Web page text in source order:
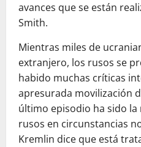
avances que se están
Smith.
Mientras miles de
extranjero, los rusos se
habido muchas críticas
apresurada movilización
último episodio ha sido
rusos en circunstancias
Kremlin dice que está